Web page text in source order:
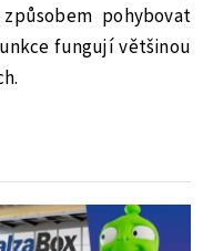
pohybovat
fungují většinou